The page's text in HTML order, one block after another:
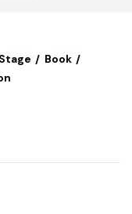
Stage
Book